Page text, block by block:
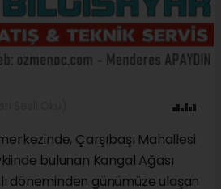
Çarşıbaşı Mahallesi
bulunan Kangal Ağası
döneminden günümüze ulaşan